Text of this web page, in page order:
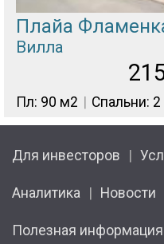
Плайа
Вилла
Пл: 90 м2 Спальни: 2
Для инвесторов
Аналитика Новости
Полезная информация